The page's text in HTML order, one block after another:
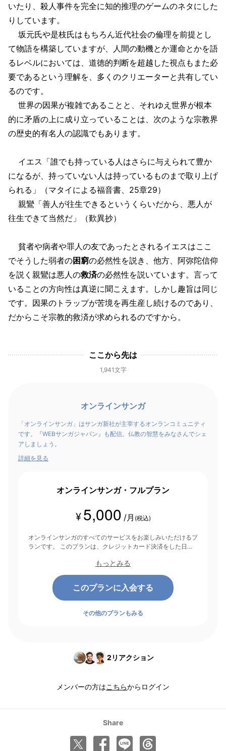
いたり、殺人事件を完全に知的推理のゲームのネタにした
りしています。
坂元氏や是枝氏はもちろん近代社会の倫理を前提とし
て物語を構築していますが、人間の動機とか運命とかを語
るレベルにおいては、道徳的判断を超越した視点もまた必
要であるという理解を、多くのクリエーターと共有してい
るのです。
世界の因果が複雑であることと、それゆえ世界が根本
的に矛盾の上に成り立っていることは、次のような宗教界
の歴史的有名人の認識でもあります。
イエス「誰でも持っている人はさらに与えられて豊か
になるが、持っていない人は持っているものまで取り上げ
られる」（マタイによる福音書、25章29）
親鸞「善人が往生できるというくらいだから、悪人が
往生できて当然だ」（歎異抄）
貧者や病者や罪人の友であったとされるイエスはここ
でそうした弱者の困窮の必然性を説き、他方、阿弥陀信仰
を説く親鸞は悪人の救済の必然性を説いています。言って
いることの方向性は真逆に聞こえます。しかし趣旨は同じ
です。因果のトラップが苦境を再生産し続けるのであり、
だからこそ宗教的救済が求められるのですから。
ここから先は
1,941文字
オンラインサンガ
「オンラインサンガ」はサンガ新社が主宰するオンランコミュニティ
です。『WEBサンガジャパン』も配信。仏教の智慧をみなさんでシェ
アしましょう。
詳細を見る
オンラインサンガ・フルプラン
¥ 5,000 /月 (税込)
オンラインサンガのすべてのサービスをお楽しみいただけるプ
ランです。 このプランは、クレジットカード決済をした日を
もっとみる
このプランに入会する
その他のプランもみる
2 リアクション
メンバーの方はこちらからログイン
Share